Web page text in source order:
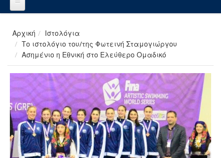
Αρχική
Ιστολόγια
Το ιστολόγιο του/της Φωτεινή Σταμογιώργου
Ασημένιο η Εθνική στο Ελεύθερο Ομαδικό